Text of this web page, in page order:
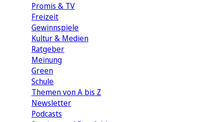
Promis & TV
Freizeit
Gewinnspiele
Kultur & Medien
Ratgeber
Meinung
Green
Schule
Themen von A bis Z
Newsletter
Podcasts